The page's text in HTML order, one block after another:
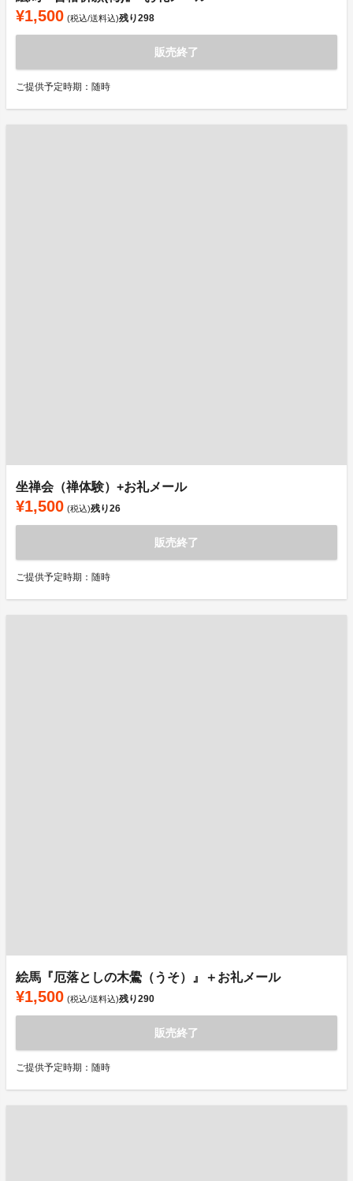
¥1,500 (税込/送料込)残り298
販売終了
ご提供予定時期：随時
坐禅会（禅体験）+お礼メール
¥1,500 (税込)残り26
販売終了
ご提供予定時期：随時
絵馬『厄落としの木鷽（うそ）』＋お礼メール
¥1,500 (税込/送料込)残り290
販売終了
ご提供予定時期：随時